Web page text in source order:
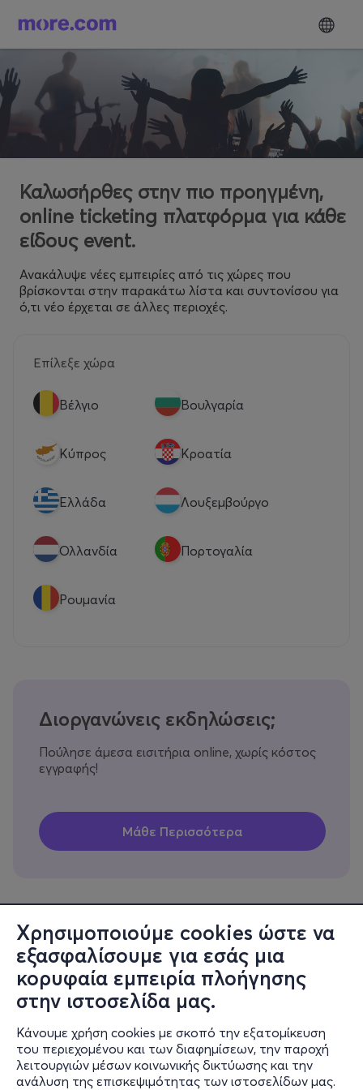
Χρησιμοποιούμε cookies ώστε να
εξασφαλίσουμε για εσάς μια
κορυφαία εμπειρία πλοήγησης
στην ιστοσελίδα μας.
Κάνουμε χρήση cookies με σκοπό την εξατομίκευση
του περιεχομένου και των διαφημίσεων, την παροχή
λειτουργιών μέσων κοινωνικής δικτύωσης και την
ανάλυση της επισκεψιμότητας των ιστοσελίδων μας.
Καλωσήρθες στην πιο προηγμένη,
online ticketing πλατφόρμα για κάθε
είδους event.
Ανακάλυψε νέες εμπειρίες από τις χώρες που
βρίσκονται στην παρακάτω λίστα και συντονίσου για
ό,τι νέο έρχεται σε άλλες περιοχές.
Επίλεξε χώρα
Βέλγιο Βουλγαρία
Κύπρος Κροατία
Eλλάδα Λουξεμβούργο
Ολλανδία Πορτογαλία
Ρουμανία
Διοργανώνεις εκδηλώσεις;
Πούλησε άμεσα εισιτήρια online, χωρίς κόστος
εγγραφής!
Πληροφορίες
Υποστήριξη
Stay Connected